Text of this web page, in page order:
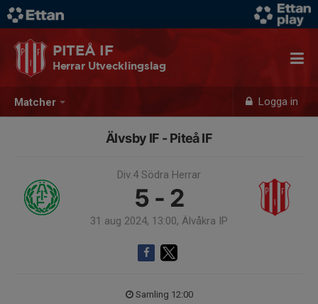
Matcher Logga in
PITEÅ IF
Herrar Utvecklingslag
Älvsby IF - Piteå IF
Div.4 Södra Herrar
5 - 2
31 aug 2024, 13:00, Älvåkra IP
Samling 12:00